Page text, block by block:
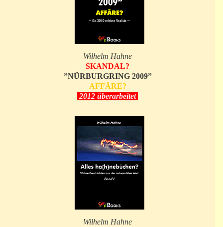
Wilhelm Hahne
SKANDAL?
”NÜRBURGRING 2009”
AFFÄRE?
2012 überarbeitet
Wilhelm Hahne